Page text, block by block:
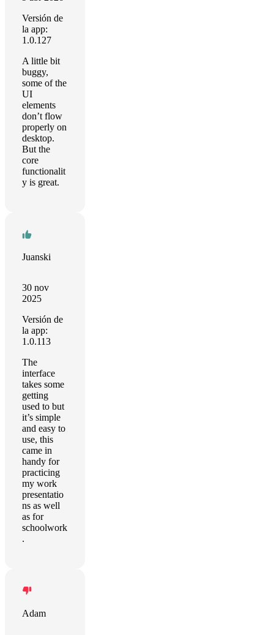
Versión de
la app:
1.0.127
A little bit
buggy,
some of the
UI
elements
don’t flow
properly on
desktop.
But the
core
functionalit
y is great.
Juanski
30 nov
2025
Versión de
la app:
1.0.113
The
interface
takes some
getting
used to but
it’s simple
and easy to
use, this
came in
handy for
practicing
my work
presentatio
ns as well
as for
schoolwork
.
Adam